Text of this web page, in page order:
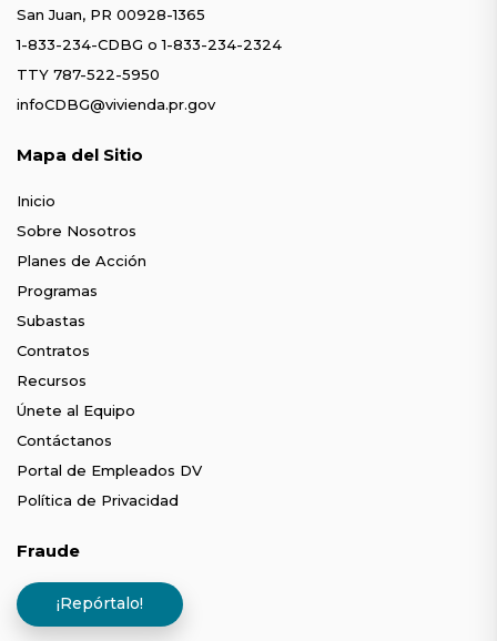
San Juan, PR 00928-1365
1-833-234-CDBG o1-833-234-2324
TTY 787-522-5950
infoCDBG@vivienda.pr.gov
Mapa del Sitio
Inicio
Sobre Nosotros
Planes de Acción
Programas
Subastas
Contratos
Recursos
Únete al Equipo
Contáctanos
Portal de Empleados DV
Política de Privacidad
Fraude
¡Repórtalo!